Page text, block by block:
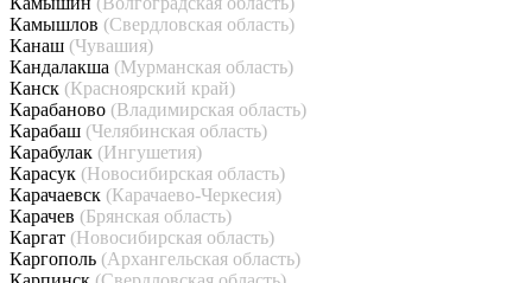
Камышлов (Свердловская область)
Канаш (Чувашия)
Кандалакша (Мурманская область)
Канск (Красноярский край)
Карабаново (Владимирская область)
Карабаш (Челябинская область)
Карабулак (Ингушетия)
Карасук (Новосибирская область)
Карачаевск (Карачаево-Черкесия)
Карачев (Брянская область)
Каргат (Новосибирская область)
Каргополь (Архангельская область)